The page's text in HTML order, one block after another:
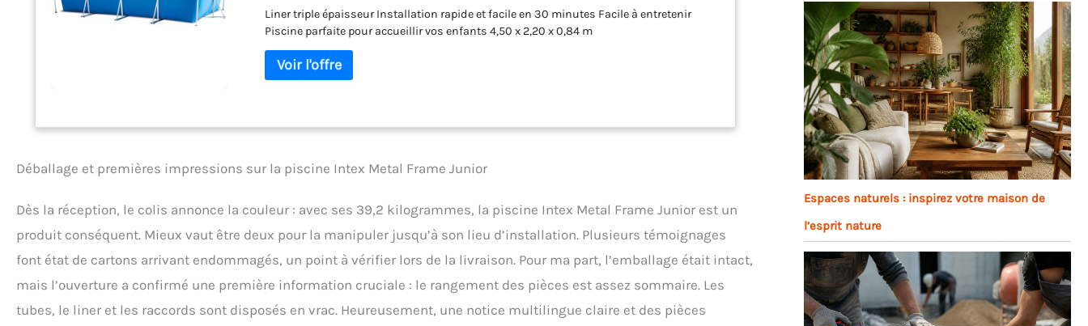
Liner triple épaisseur Installation rapide et facile en 30 minutes Facile à entretenir
Piscine parfaite pour accueillir vos enfants 4,50 x 2,20 x 0,84 m
Déballage et premières impressions sur la piscine Intex Metal Frame Junior
Dès la réception, le colis annonce la couleur : avec ses 39,2 kilogrammes, la piscine Intex Metal Frame Junior est un
produit conséquent. Mieux vaut être deux pour la manipuler jusqu’à son lieu d’installation. Plusieurs témoignages
font état de cartons arrivant endommagés, un point à vérifier lors de la livraison. Pour ma part, l’emballage était intact,
mais l’ouverture a confirmé une première information cruciale : le rangement des pièces est assez sommaire. Les
tubes, le liner et les raccords sont disposés en vrac. Heureusement, une notice multilingue claire et des pièces
Espaces naturels : inspirez votre maison de
l’esprit nature